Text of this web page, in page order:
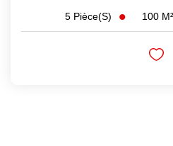
5 Pièce(s) 100 M²